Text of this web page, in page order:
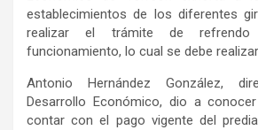
establecimientos de los diferentes
realizarel trámite de
funcionamiento, lo cual se debe realizar
Antonio Hernández González,
Desarrollo Económico, dio a
contar con el pago vigente de